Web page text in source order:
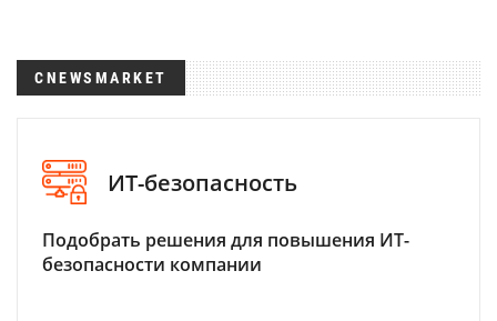
CNEWSMARKET
ИТ-безопасность
Подобрать решения для повышения ИТ-
безопасности компании